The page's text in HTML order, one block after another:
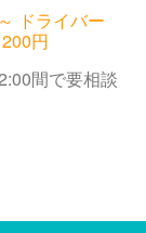
～ ドライバー
円
間で要相談